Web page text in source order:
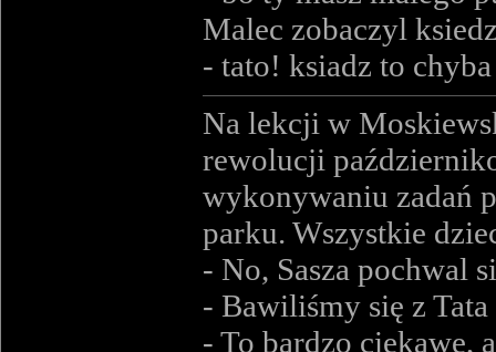
Malec zobaczyl
- tato! ksiadz to
Na lekcji w
rewolucji
wykonywaniu zadań
parku. Wszystkie
- No, Sasza pochwal
- Bawiliśmy się z
- To bardzo ciekawe,